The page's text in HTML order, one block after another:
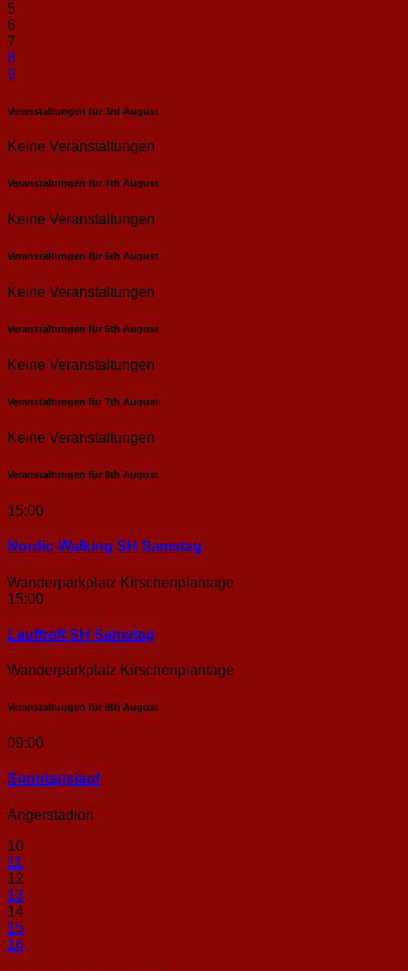
5
6
7
8
9
Veranstaltungen für 3rd August
Keine Veranstaltungen
Veranstaltungen für 4th August
Keine Veranstaltungen
Veranstaltungen für 5th August
Keine Veranstaltungen
Veranstaltungen für 6th August
Keine Veranstaltungen
Veranstaltungen für 7th August
Keine Veranstaltungen
Veranstaltungen für 8th August
15:00
Nordic-Walking SH Samstag
Wanderparkplatz Kirschenplantage
15:00
Lauftreff SH Samstag
Wanderparkplatz Kirschenplantage
Veranstaltungen für 9th August
09:00
Sonntags­lauf
Angerstadion
10
11
12
13
14
15
16